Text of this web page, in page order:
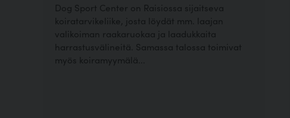
Dog Sport Center on Raisiossa sijaitseva
koiratarvikeliike, josta löydät mm. laajan
valikoiman raakaruokaa ja laadukkaita
harrastusvälineitä. Samassa talossa toimivat
myös koiramyymälä...